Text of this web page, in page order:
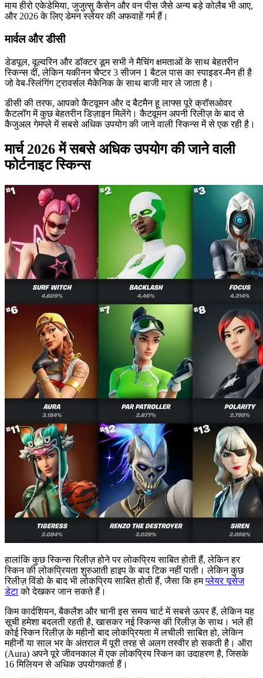
माय हीरो एकेडेमिया, जुजुत्सु कैसेन और वन पीस जैसे अन्य बड़े कोलैब भी आए,
और 2026 के लिए डेमन स्लेयर की अफवाहें गर्म हैं।
मार्वल और डीसी
डेडपूल, वूल्वरिन और डॉक्टर डूम सभी ने मैचिंग क्षमताओं के साथ बेहतरीन
स्किन्स दीं, लेकिन यकीनन चैप्टर 3 सीजन 1 बैटल पास का स्पाइडर-मैन ही है
जो वेब-स्लिंगिंग ट्रावर्सल मैकेनिक के साथ बाजी मार ले जाता है।
डीसी की तरफ, आपको कैटवूमन और द बैटमैन हू लाफ्स पूरे क्रॉसओवर
कैटलॉग में कुछ बेहतरीन डिज़ाइन मिलेंगे। कैटवूमन अपनी रिलीज़ के बाद से
कैजुअल गेमप्ले में सबसे अधिक उपयोग की जाने वाली स्किन्स में से एक रही है।
मार्च 2026 में सबसे अधिक उपयोग की जाने वाली
फोर्टनाइट स्किन्स
हालांकि कुछ स्किन्स रिलीज़ होने पर लोकप्रिय साबित होती हैं, लेकिन हर
स्किन की लोकप्रियता शुरुआती हाइप के बाद टिक नहीं पाती। लेकिन कुछ
रिलीज़ विंडो के बाद भी लोकप्रिय साबित होती हैं, जैसा कि हमप्लेयर यूसेज
डेटाको देखकर जान सकते हैं।
किम कार्दशियन, बैकलैश और चानी इस समय चार्ट में सबसे ऊपर हैं, लेकिन यह
सूची हमेशा बदलती रहती है, खासकर नई स्किन्स की रिलीज़ के साथ। भले ही
कोई स्किन रिलीज़ के महीनों बाद लोकप्रियता में लचीली साबित हो, लेकिन
महीनों या साल भर के अंतराल में पूरी तरह से अलग तस्वीर हो सकती है। ऑरा
(Aura) अपने पूरे जीवनकाल में एक लोकप्रिय स्किन का उदाहरण है, जिसके
16 मिलियन से अधिक उपयोगकर्ता हैं।